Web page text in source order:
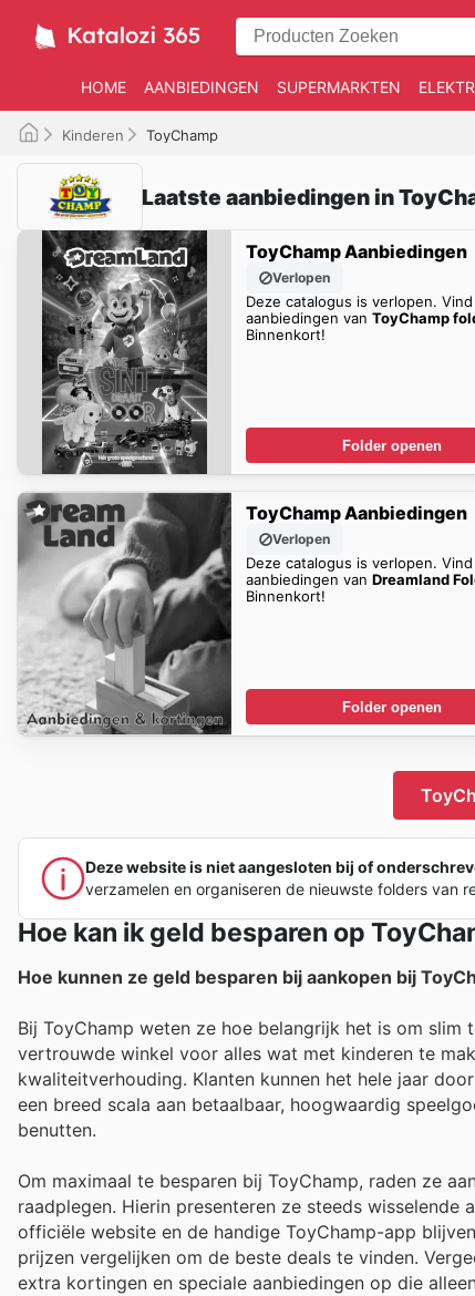
HOME AANBIEDINGEN SUPERMARKTEN
Kinderen ToyChamp
Laatste aanbiedingen in
ToyChamp Aanbiedingen
Verlopen
Deze catalogus is verlopen.
aanbiedingen van ToyChamp
Binnenkort!
Folder openen
ToyChamp Aanbiedingen
Verlopen
Deze catalogus is verlopen.
aanbiedingen van Dreamland
Binnenkort!
Folder openen
Deze website is niet aangesloten bij of
verzamelen en organiseren de nieuwste folders van
Hoe kan ik geld besparen op
Hoe kunnen ze geld besparen bij aankopen bij
Bij ToyChamp weten ze hoe belangrijk het is om
vertrouwde winkel voor alles wat met kinderen te
kwaliteitverhouding. Klanten kunnen het hele jaar
een breed scala aan betaalbaar, hoogwaardig
benutten.
Om maximaal te besparen bij ToyChamp, raden ze
raadplegen. Hierin presenteren ze steeds
officiële website en de handige ToyChamp-app
prijzen vergelijken om de beste deals te vinden.
extra kortingen en speciale aanbiedingen op die